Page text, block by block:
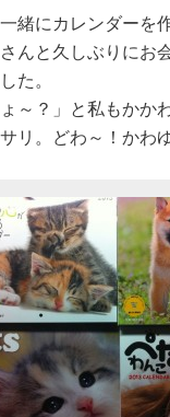
緒にカレンダーを
んと久しぶりにお
た。
ょ～？」と私もかか
リ。どわ～！かわ